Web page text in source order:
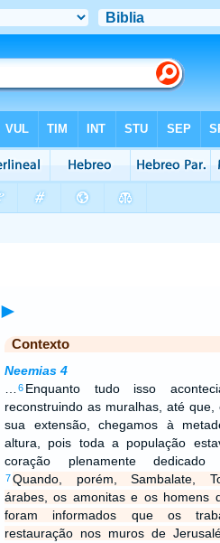
►
Contexto
Neemias 4
6 Enquanto tudo isso
reconstruindo as muralhas, até que,
sua extensão, chegamos à
altura, pois toda a população
coração plenamente
7Quando, porém, Sambalate,
árabes, os amonitas e os homens
foram informados que os
restauração nos muros de